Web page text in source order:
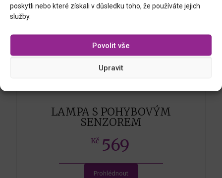
poskytli nebo které získali v důsledku toho, že používáte jejich
služby.
Povolit vše
Upravit
LAMPA S POHYBOVÝM
SENZOREM
Kč 569
Prohlédnout